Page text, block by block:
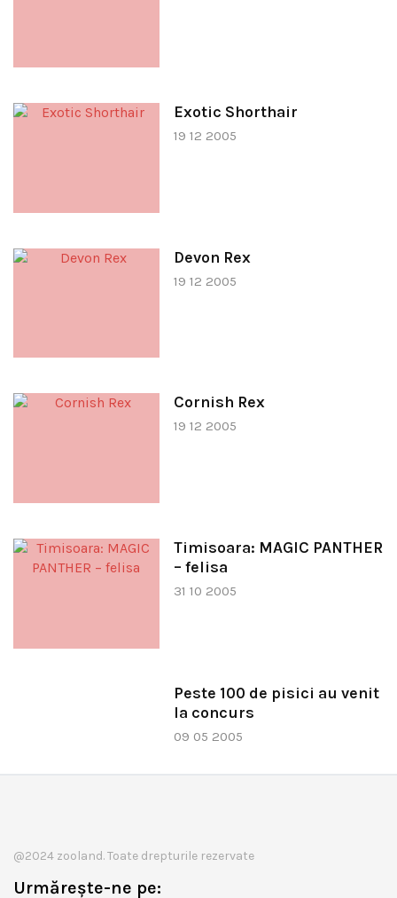
Exotic Shorthair
19 12 2005
Devon Rex
19 12 2005
Cornish Rex
19 12 2005
Timisoara: MAGIC PANTHER
– felisa
31 10 2005
Peste 100 de pisici au venit
la concurs
09 05 2005
@2024 zooland. Toate drepturile rezervate
Urmărește-ne pe: